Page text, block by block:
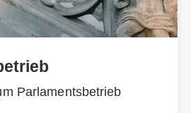
Parlamentsbetrieb